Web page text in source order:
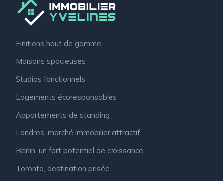
Finitions haut de gamme
Maisons spacieuses
Studios fonctionnels
Logements écoresponsables
Appartements de standing
Londres, marché immobilier attractif
Berlin, un fort potentiel de croissance
Toronto, destination prisée